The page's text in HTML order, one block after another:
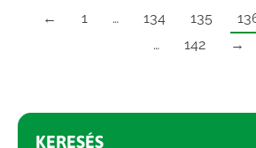
← 1 … 134 135
…
142 →
KERESÉS